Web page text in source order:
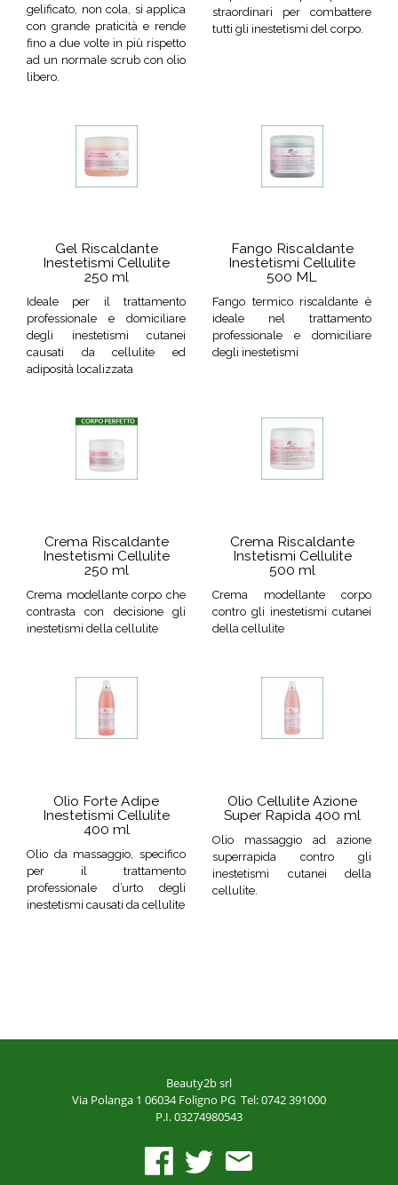
gelificato, non cola, si applica
con grande praticità e rende
fino a due volte in più rispetto
ad un normale scrub con olio
libero.
straordinari per combattere
tutti gli inestetismi del corpo.
Gel Riscaldante
Inestetismi Cellulite
250 ml
Ideale per il trattamento
professionale e domiciliare
degli inestetismi cutanei
causati da cellulite ed
adiposità localizzata
Fango Riscaldante
Inestetismi Cellulite
500 ML
Fango termico riscaldante è
ideale nel trattamento
professionale e domiciliare
degli inestetismi
Crema Riscaldante
Inestetismi Cellulite
250 ml
Crema modellante corpo che
contrasta con decisione gli
inestetismi della cellulite
Crema Riscaldante
Instetismi Cellulite
500 ml
Crema modellante corpo
contro gli inestetismi cutanei
della cellulite
Olio Forte Adipe
Inestetismi Cellulite
400 ml
Olio da massaggio, specifico
per il trattamento
professionale d’urto degli
inestetismi causati da cellulite
Olio Cellulite Azione
Super Rapida 400 ml
Olio massaggio ad azione
superrapida contro gli
inestetismi cutanei della
cellulite.
Beauty2b srl
Via Polanga 1 06034 Foligno PG Tel: 0742 391000
P.I. 03274980543